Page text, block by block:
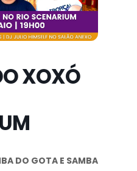
XOXÓ
DO GOTA E SAMBA